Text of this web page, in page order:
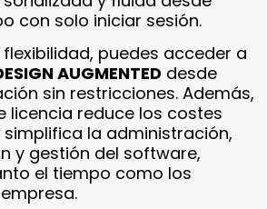
con solo iniciar sesión.
puedes acceder a
AUGMENTED desde
sin restricciones. Además,
licencia reduce los costes
simplifica la administración,
y gestión del software,
el tiempo como los